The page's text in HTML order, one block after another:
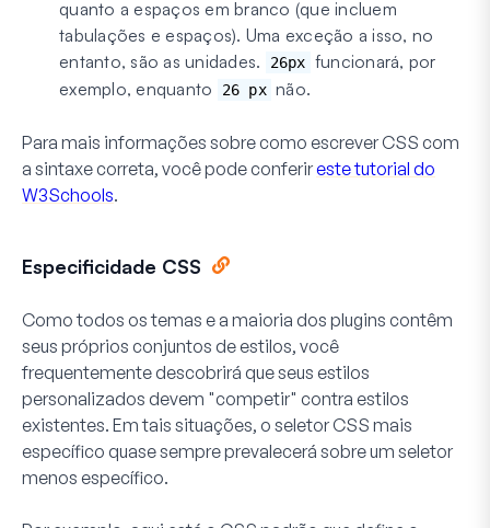
quanto a espaços em branco (que incluem
tabulações e espaços). Uma exceção a isso, no
entanto, são as unidades.
26px funcionará, por
exemplo, enquanto
26 px não.
Para mais informações sobre como escrever CSS com
a sintaxe correta, você pode conferireste tutorial do
W3Schools.
Especificidade CSS
Como todos os temas e a maioria dos plugins contêm
seus próprios conjuntos de estilos, você
frequentemente descobrirá que seus estilos
personalizados devem "competir" contra estilos
existentes. Em tais situações, o seletor CSS mais
específico quase sempre prevalecerá sobre um seletor
menos específico.